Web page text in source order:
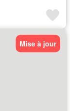
Mise à jour